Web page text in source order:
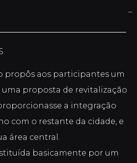
–
propôs aos participantes um
uma proposta de revitalização
a integração
com o restante da cidade, e
área central.
basicamente por um